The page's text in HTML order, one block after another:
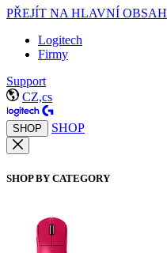
PŘEJÍT NA HLAVNÍ OBSAH
Logitech
Firmy
Support
CZ,cs
SHOP SHOP
SHOP BY CATEGORY